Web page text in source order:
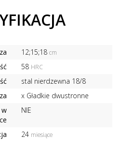
12;15;18 cm
58 HRC
stal nierdzewna 18/8
x Gładkie dwustronne
w
NIE
24 miesiące